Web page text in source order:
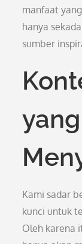
manfaat
hanya
sumber
yang
Kami sadar
kunci untuk
Oleh karena